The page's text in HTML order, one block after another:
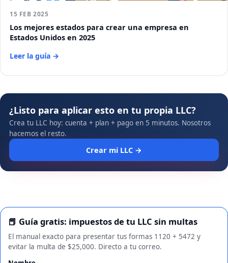
15 FEB 2025
Los mejores estados para crear una empresa en
Estados Unidos en 2025
Leer la guía →
¿Listo para aplicar esto en tu propia LLC?
Crea tu LLC hoy: cuenta + plan + pago en 5 minutos. Nosotros
hacemos el resto.
Crear mi LLC →
📕 Guía gratis: impuestos de tu LLC sin multas
El manual exacto para presentar tus formas 1120 + 5472 y
evitar la multa de $25,000. Directo a tu correo.